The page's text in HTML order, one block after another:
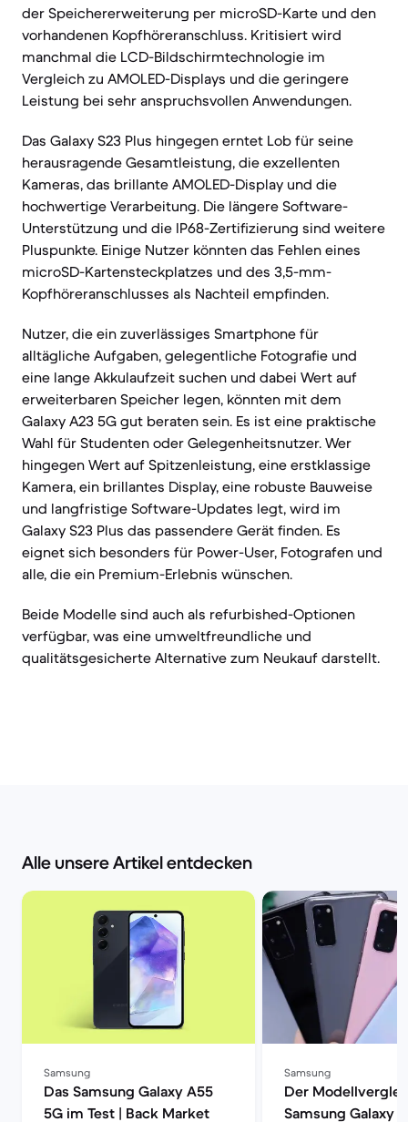
der Speichererweiterung per microSD-Karte und den
vorhandenen Kopfhöreranschluss. Kritisiert wird
manchmal die LCD-Bildschirmtechnologie im
Vergleich zu AMOLED-Displays und die geringere
Leistung bei sehr anspruchsvollen Anwendungen.
Das Galaxy S23 Plus hingegen erntet Lob für seine
herausragende Gesamtleistung, die exzellenten
Kameras, das brillante AMOLED-Display und die
hochwertige Verarbeitung. Die längere Software-
Unterstützung und die IP68-Zertifizierung sind weitere
Pluspunkte. Einige Nutzer könnten das Fehlen eines
microSD-Kartensteckplatzes und des 3,5-mm-
Kopfhöreranschlusses als Nachteil empfinden.
Nutzer, die ein zuverlässiges Smartphone für
alltägliche Aufgaben, gelegentliche Fotografie und
eine lange Akkulaufzeit suchen und dabei Wert auf
erweiterbaren Speicher legen, könnten mit dem
Galaxy A23 5G gut beraten sein. Es ist eine praktische
Wahl für Studenten oder Gelegenheitsnutzer. Wer
hingegen Wert auf Spitzenleistung, eine erstklassige
Kamera, ein brillantes Display, eine robuste Bauweise
und langfristige Software-Updates legt, wird im
Galaxy S23 Plus das passendere Gerät finden. Es
eignet sich besonders für Power-User, Fotografen und
alle, die ein Premium-Erlebnis wünschen.
Beide Modelle sind auch als refurbished-Optionen
verfügbar, was eine umweltfreundliche und
qualitätsgesicherte Alternative zum Neukauf darstellt.
Alle unsere Artikel entdecken
Samsung
Das Samsung Galaxy A55
5G im Test | Back Market
Samsung
Der
Samsung Galaxy